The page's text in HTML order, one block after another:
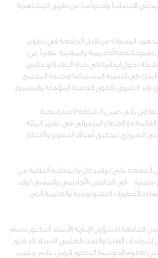
اقتصاديا واجتماعيا عن طريق المساهمة
المبذولة من قبل الجامعة في تطوير
الأكاديمية والمهنية. معرباً عن
نقطة تحول إيجابية في حياة الطلبة وتحقيق
في التنمية المستدامة وخدمة المجتمع،
السوق بالقوى العاملة المؤهلة والمتميزة.
يأتي ضمن الشراكة الاستراتيجية
مع القطاع المصرفي في تعزيز البيئة
الضروري لتحقيق أهداف التطوير والابتكار
الجامعة على توفير كل ما يحتاجه الطلبة من
متميزة في الجانبين الأكاديمي والمهني لرفد
بالتطورات التكنولوجية والعلمية التي
الجامعة للشؤون الإدارية الأستاذ الدكتور بسام
العليا والبحث العلمي الاستاذ الدكتور
لعلوم الحوسبة الدكتور فراس غانم، وعميد